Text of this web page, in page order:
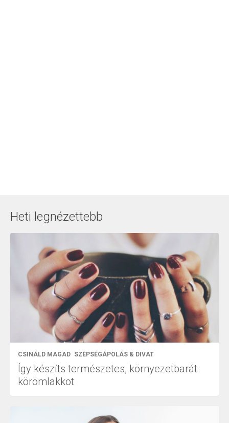
Heti legnézettebb
CSINÁLD MAGAD SZÉPSÉGÁPOLÁS & DIVAT
Így készíts természetes, környezetbarát
körömlakkot